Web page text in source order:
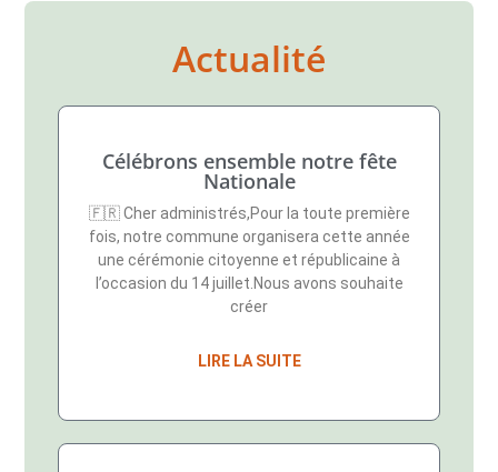
Actualité
Célébrons ensemble notre fête
Nationale
🇫🇷 Cher administrés,Pour la toute première
fois, notre commune organisera cette année
une cérémonie citoyenne et républicaine à
l’occasion du 14 juillet.Nous avons souhaite
créer
LIRE LA SUITE